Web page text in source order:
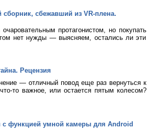
сбежавший из VR-плена.
протагонистом, но покупать
нет нужды — выясняем, остались ли эти
Рецензия
— отличный повод еще раз вернуться к
то важное, или остается пятым колесом?
с функцией умной камеры для Android